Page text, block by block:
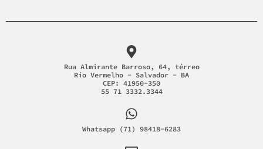
Rua Almirante Barroso, 64, térreo
Rio Vermelho - Salvador - BA
CEP: 41950-350
55 71 3332.3344
Whatsapp (71) 98418-6283